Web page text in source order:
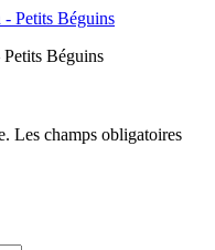
Petits Béguins
Les champs obligatoires